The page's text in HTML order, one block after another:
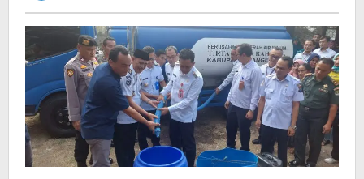
Perumdam
TKR
dan
PWI
Kabupaten
Tangerang